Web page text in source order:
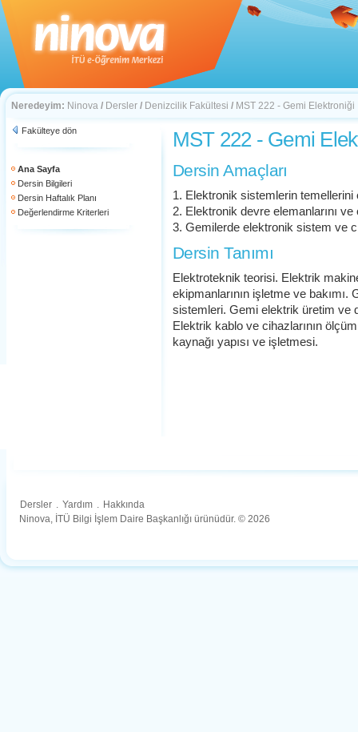
Neredeyim: Ninova / Dersler / Denizcilik Fakültesi / MST 222 - Gemi Elektroniği
Fakülteye dön
Ana Sayfa
Dersin Bilgileri
Dersin Haftalık Planı
Değerlendirme Kriterleri
MST 222 - Gemi
Dersin Amaçları
1. Elektronik sistemlerin temellerini
2. Elektronik devre elemanlarını
3. Gemilerde elektronik sistem ve
Dersin Tanımı
Elektroteknik teorisi. Elektrik
ekipmanlarının işletme ve
sistemleri. Gemi elektrik üretim ve
Elektrik kablo ve cihazlarının
kaynağı yapısı ve işletmesi.
Dersler . Yardım . Hakkında
Ninova, İTÜ Bilgi İşlem Daire Başkanlığı ürünüdür. © 2026